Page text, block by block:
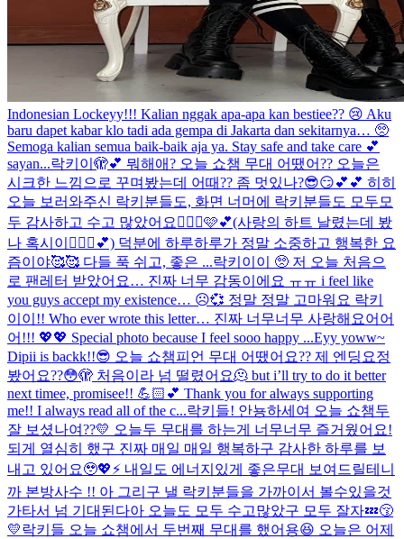
Indonesian Lockeyy!!! Kalian nggak apa-apa kan bestiee?? 😢 Aku
baru dapet kabar klo tadi ada gempa di Jakarta dan sekitarnya… 🥺
Semoga kalian semua baik-baik aja ya. Stay safe and take care 💕
sayan...락키이🫣💕 뭐해애? 오늘 쇼챔 무대 어땠어?? 오늘은
시크한 느낌으로 꾸며봤는데 어때?? 좀 멋있나?😎😏💕💕 히히
오늘 보러와주신 락키분들도, 화면 너머에 락키분들도 모두모
두 감사하고 수고 많았어요🙆🏻‍♀️🩷💕(사랑의 하트 날렸는데 봤
나 혹시이🧏🏻‍♀️💕) 덕분에 하루하루가 정말 소중하고 행복한 요
즘이야🥰🥰 다들 푹 쉬고, 좋은 ...락키이이 🥺 저 오늘 처음으
로 팬레터 받았어요… 진짜 너무 감동이에요 ㅠㅠ i feel like
you guys accept my existence… ☹️💞 정말 정말 고마워요 락키
이이!! Who ever wrote this letter… 진짜 너무너무 사랑해요어어
어!!! 💖💖 Special photo because I feel sooo happy ...Eyy yoww~
Dipii is backk!!😎 오늘 쇼챔피언 무대 어땠어요?? 제 엔딩요정
봤어요??😳🫣 처음이라 넘 떨렸어요🫠 but i’ll try to do it better
next timee, promisee!! 💪🏻💕 Thank you for always supporting
me!! I always read all of the c...락키들! 안뇽하세여 오늘 쇼챔두
잘 보셨나여??💛 오늘두 무대를 하는게 너무너무 즐거웠어요!
되게 열심히 했구 진짜 매일 매일 행복하구 감사한 하루를 보
내고 있어요🥹💖⚡️ 내일도 에너지있게 좋은무대 보여드릴테니
까 본방사수 !! 아 그리구 낼 락키분들을 가까이서 볼수있을것
가타서 넘 기대된다아 오늘도 모두 수고많았구 모두 잘자💤😚
💛락키들 오늘 쇼챔에서 두번째 무대를 했어용😆 오늘은 어제